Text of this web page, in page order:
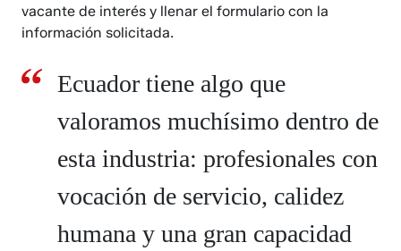
vacante de interés y llenar el formulario con la
información solicitada.
Ecuador tiene algo que
valoramos muchísimo dentro de
esta industria: profesionales con
vocación de servicio, calidez
humana y una gran capacidad